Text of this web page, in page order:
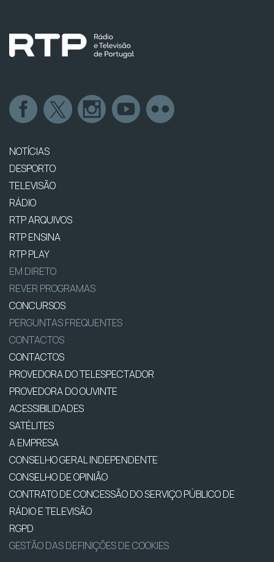
NOTÍCIAS
DESPORTO
TELEVISÃO
RÁDIO
RTP ARQUIVOS
RTP ENSINA
RTP PLAY
EM DIRETO
REVER PROGRAMAS
CONCURSOS
PERGUNTAS FREQUENTES
CONTACTOS
CONTACTOS
PROVEDORA DO TELESPECTADOR
PROVEDORA DO OUVINTE
ACESSIBILIDADES
SATÉLITES
A EMPRESA
CONSELHO GERAL INDEPENDENTE
CONSELHO DE OPINIÃO
CONTRATO DE CONCESSÃO DO SERVIÇO PÚBLICO DE
RÁDIO E TELEVISÃO
RGPD
GESTÃO DAS DEFINIÇÕES DE COOKIES